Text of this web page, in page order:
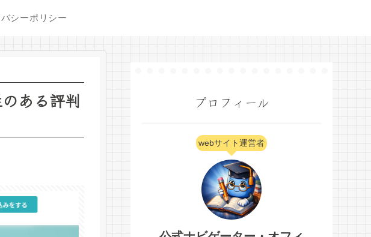
シーポリシー
ある評判
プロフィール
webサイト運営者